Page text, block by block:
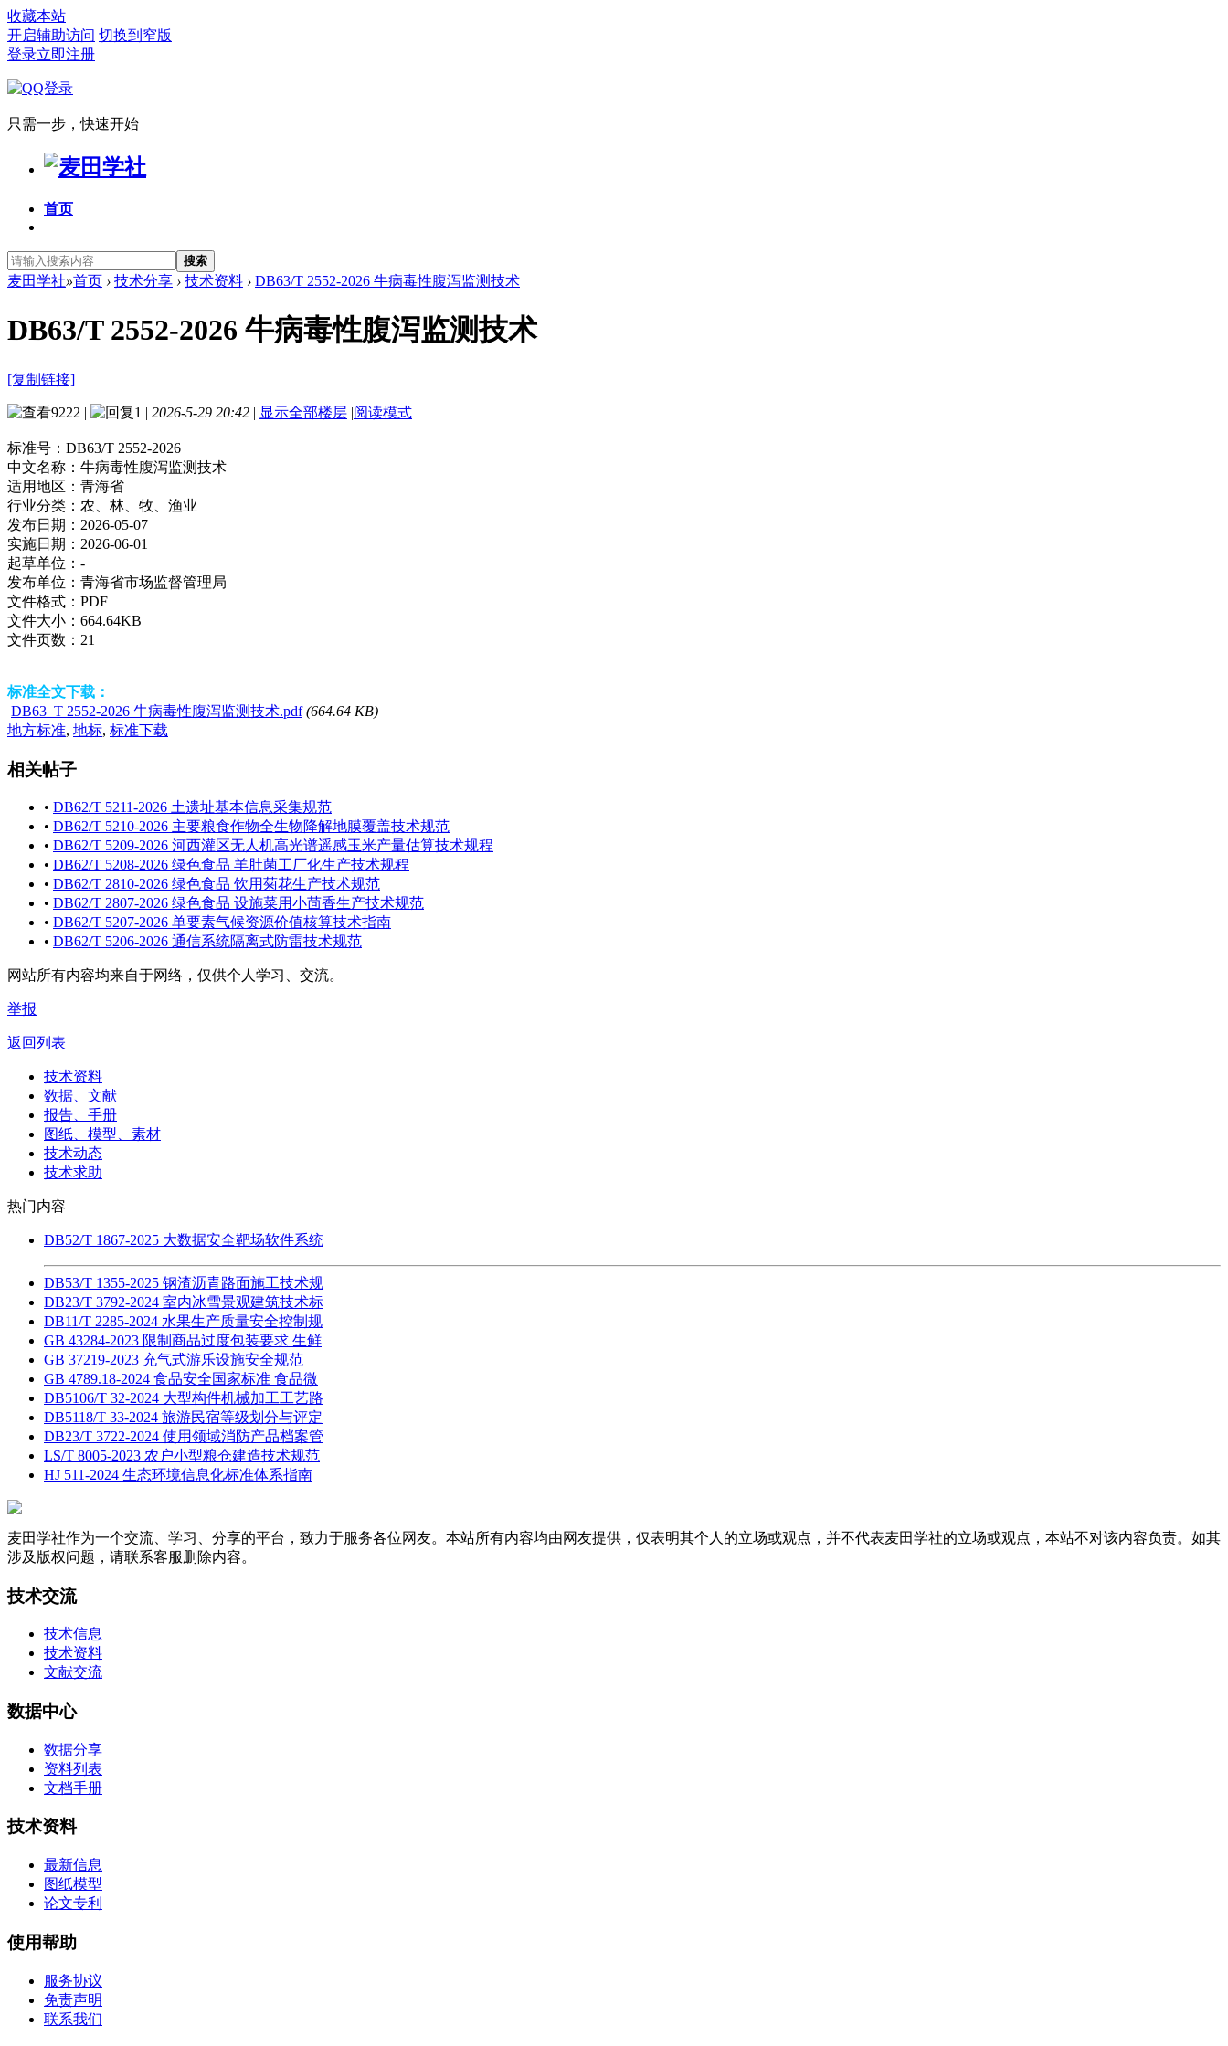
收藏本站
开启辅助访问 切换到窄版
登录立即注册
只需一步，快速开始
首页
搜索
麦田学社»首页 › 技术分享 › 技术资料 › DB63/T 2552-2026 牛病毒性腹泻监测技术
DB63/T 2552-2026 牛病毒性腹泻监测技术
[复制链接]
9222 | 1 | 2026-5-29 20:42 | 显示全部楼层 |阅读模式
标准号： DB63/T 2552-2026
中文名称： 牛病毒性腹泻监测技术
适用地区： 青海省
行业分类： 农、林、牧、渔业
发布日期： 2026-05-07
实施日期： 2026-06-01
起草单位： -
发布单位： 青海省市场监督管理局
文件格式： PDF
文件大小： 664.64KB
文件页数： 21
标准全文下载：
DB63_T 2552-2026 牛病毒性腹泻监测技术.pdf (664.64 KB)
地方标准, 地标, 标准下载
相关帖子
• DB62/T 5211-2026 土遗址基本信息采集规范
• DB62/T 5210-2026 主要粮食作物全生物降解地膜覆盖技术规范
• DB62/T 5209-2026 河西灌区无人机高光谱遥感玉米产量估算技术规程
• DB62/T 5208-2026 绿色食品 羊肚菌工厂化生产技术规程
• DB62/T 2810-2026 绿色食品 饮用菊花生产技术规范
• DB62/T 2807-2026 绿色食品 设施菜用小茴香生产技术规范
• DB62/T 5207-2026 单要素气候资源价值核算技术指南
• DB62/T 5206-2026 通信系统隔离式防雷技术规范
网站所有内容均来自于网络，仅供个人学习、交流。
举报
返回列表
技术资料
数据、文献
报告、手册
图纸、模型、素材
技术动态
技术求助
热门内容
DB52/T 1867-2025 大数据安全靶场软件系统
DB53/T 1355-2025 钢渣沥青路面施工技术规
DB23/T 3792-2024 室内冰雪景观建筑技术标
DB11/T 2285-2024 水果生产质量安全控制规
GB 43284-2023 限制商品过度包装要求 生鲜
GB 37219-2023 充气式游乐设施安全规范
GB 4789.18-2024 食品安全国家标准 食品微
DB5106/T 32-2024 大型构件机械加工工艺路
DB5118/T 33-2024 旅游民宿等级划分与评定
DB23/T 3722-2024 使用领域消防产品档案管
LS/T 8005-2023 农户小型粮仓建造技术规范
HJ 511-2024 生态环境信息化标准体系指南
麦田学社作为一个交流、学习、分享的平台，致力于服务各位网友。本站所有内容均由网友提供，仅表明其个人的立场或观点，并不代表麦田学社的立场或观点，本站不对该内容负责。如其
涉及版权问题，请联系客服删除内容。
技术交流
技术信息
技术资料
文献交流
数据中心
数据分享
资料列表
文档手册
技术资料
最新信息
图纸模型
论文专利
使用帮助
服务协议
免责声明
联系我们